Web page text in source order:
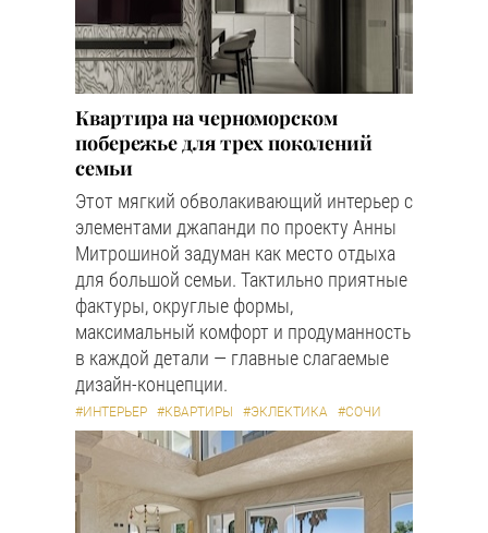
Квартира на черноморском
побережье для трех поколений
семьи
Этот мягкий обволакивающий интерьер с
элементами джапанди по проекту Анны
Митрошиной задуман как место отдыха
для большой семьи. Тактильно приятные
фактуры, округлые формы,
максимальный комфорт и продуманность
в каждой детали — главные слагаемые
дизайн-концепции.
#ИНТЕРЬЕР #КВАРТИРЫ #ЭКЛЕКТИКА #СОЧИ